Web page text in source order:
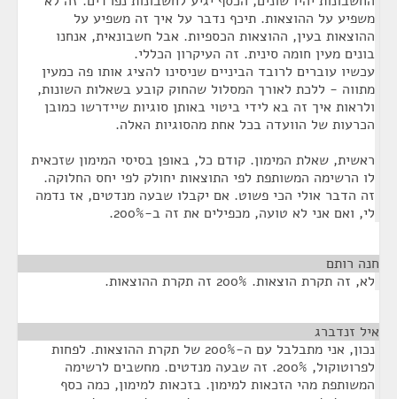
משפיע על ההוצאות. תיכף נדבר על איך זה משפיע על
ההוצאות בעין, ההוצאות הכספיות. אבל חשבונאית, אנחנו
בונים מעין חומה סינית. זה העיקרון הכללי.
עכשיו עוברים לרובד הביניים שניסינו להציג אותו פה כמעין
מתווה - ללכת לאורך המסלול שהחוק קובע בשאלות השונות,
ולראות איך זה בא לידי ביטוי באותן סוגיות שיידרשו כמובן
הכרעות של הוועדה בכל אחת מהסוגיות האלה.
ראשית, שאלת המימון. קודם כל, באופן בסיסי המימון שזכאית
לו הרשימה המשותפת לפי התוצאות יחולק לפי יחס החלוקה.
זה הדבר אולי הכי פשוט. אם יקבלו שבעה מנדטים, אז נדמה
לי, ואם אני לא טועה, מכפילים את זה ב-200%.
חנה רותם
לא, זה תקרת הוצאות. 200% זה תקרת ההוצאות.
איל זנדברג
נכון, אני מתבלבל עם ה-200% של תקרת ההוצאות. לפחות
לפרוטוקול, 200%. זה שבעה מנדטים. מחשבים לרשימה
המשותפת מהי הזכאות למימון. בזכאות למימון, כמה כסף